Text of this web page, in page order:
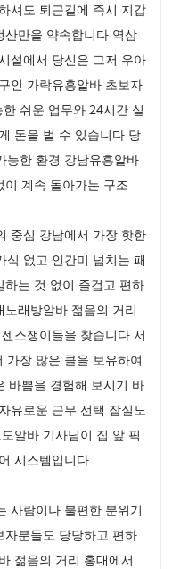
셔도 퇴근길에 즉시 지갑
만을 약속합니다 역삼
설에서 당신은 그저 우아
인 가락유흥알바 초보자
쉬운 업무와 24시간 실
돈을 벌 수 있습니다 당
능한 환경 강남유흥알바
계속 돌아가는 구조
중심 강남에서 가장 핫한
식 없고 인간미 넘치는 패
는 것 없이 즐겁고 편하
래방알바 젊음의 거리
스쟁이들을 찾습니다 서
가장 많은 콜을 보유하여
바쁨을 경험해 보시기 바
유로운 근무 선택 잠실노
알바 기사님이 집 앞 픽
시스템입니다
사람이나 불편한 분위기
분들도 당당하고 편하
젊음의 거리 홍대에서